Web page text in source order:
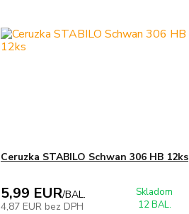
Ceruzka STABILO Schwan 306 HB 12ks
5,99 EUR/BAL.
4,87 EUR bez DPH
Skladom
12 BAL.